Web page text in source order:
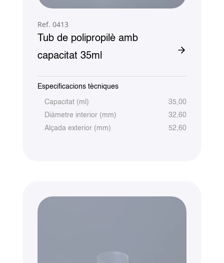
Ref. 0413
Tub de polipropilè amb
capacitat 35ml
Especificacions tècniques
Capacitat (ml)
35,00
Diàmetre interior (mm)
32,60
Alçada exterior (mm)
52,60